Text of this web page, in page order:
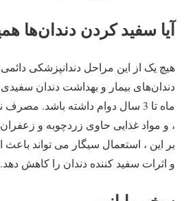
آیا سفید کردن دندان‌ها
هیچ یک از این مراحل دندانپزشکی
ماه تا 3 سال دوام داشته باشد.
، و مواد غذایی حاوی زردچوبه و زعفران
بر این ، استعمال سیگار می تواند باعث
و اثرات سفید کننده دندان را کاهش دهد.